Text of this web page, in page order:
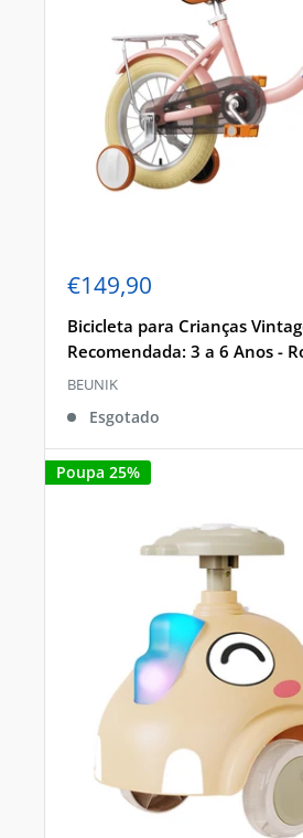
Preço
venda
€149,90
Bicicleta para Crianças
Recomendada: 3 a 6 Anos -
BEUNIK
Esgotado
Poupa 25%